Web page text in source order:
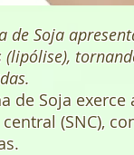
de Soja
(lipólise),
de Soja
(SNC),